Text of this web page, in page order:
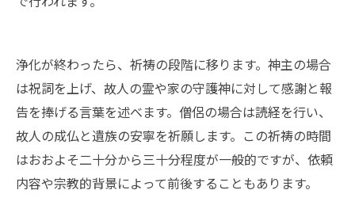
浄化が終わったら、祈祷の段階に移ります。神主の場合
は祝詞を上げ、故人の霊や家の守護神に対して感謝と報
告を捧げる言葉を述べます。僧侶の場合は読経を行い、
故人の成仏と遺族の安寧を祈願します。この祈祷の時間
はおおよそ二十分から三十分程度が一般的ですが、依頼
内容や宗教的背景によって前後することもあります。